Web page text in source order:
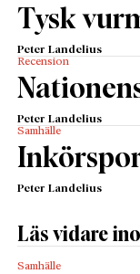
Tysk
Peter Landelius
Recension
Peter Landelius
Samhälle
Peter Landelius
Läs vidare
Samhälle